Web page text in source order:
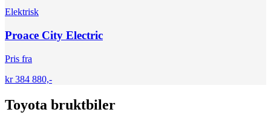
Elektrisk
Proace City Electric
Pris fra
kr 384 880,-
Toyota bruktbiler